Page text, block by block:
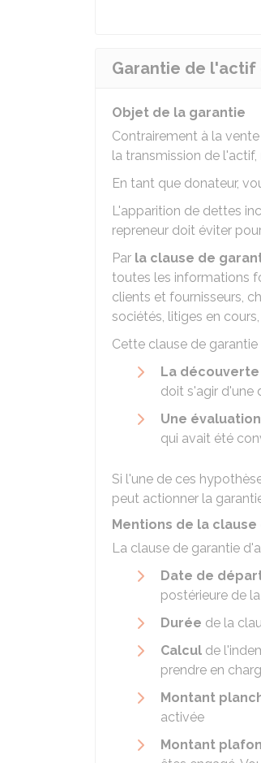
Garantie de l'actif
Objet de la garantie
Contrairement à la
la transmission de l'actif,
En tant que donateur,
L'apparition de dettes
repreneur doit éviter
Par la clause de
toutes les informations
clients et fournisseurs,
sociétés, litiges en
Cette clause de
La
doit s'agir d'une
Une
qui avait été
Si l'une de ces
peut actionner la
Mentions de la
La clause de garantie
Date de
postérieure de
Durée de la
Calcul de
prendre en
Montant
activée
Montant